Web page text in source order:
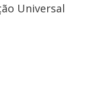
Universal